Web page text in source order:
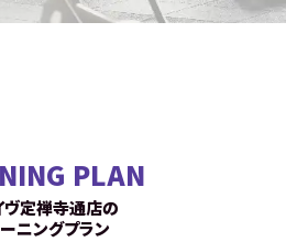
PLAN
ヴ定禅寺通店の
ニングプラン